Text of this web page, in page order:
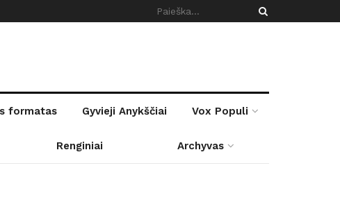
formatas Gyvieji Anykščiai Vox Populi
Renginiai Archyvas